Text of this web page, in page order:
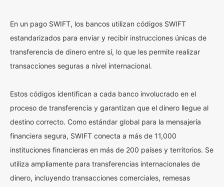
En un pago SWIFT, los bancos utilizan códigos SWIFT
estandarizados para enviar y recibir instrucciones únicas de
transferencia de dinero entre sí, lo que les permite realizar
transacciones seguras a nivel internacional.
Estos códigos identifican a cada banco involucrado en el
proceso de transferencia y garantizan que el dinero llegue al
destino correcto. Como estándar global para la mensajería
financiera segura, SWIFT conecta a más de 11,000
instituciones financieras en más de 200 países y territorios. Se
utiliza ampliamente para transferencias internacionales de
dinero, incluyendo transacciones comerciales, remesas